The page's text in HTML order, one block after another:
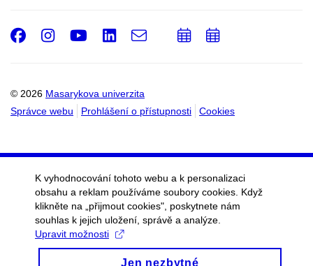
© 2026 Masarykova univerzita
Správce webu
Prohlášení o přístupnosti Cookies
Facebook
Instagram
Youtube
LinkedIn
e-
Email
PřidatPřidat
K vyhodnocování tohoto webu a k personalizaci
obsahu a reklam používáme soubory cookies. Když
klikněte na „přijmout cookies", poskytnete nám
souhlas k jejich uložení, správě a analýze.
Upravit možnosti
Jen nezbytné